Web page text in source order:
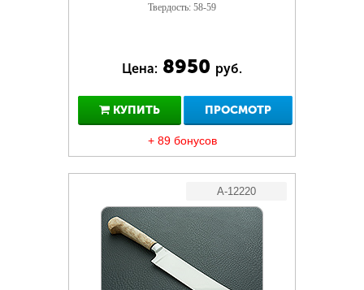
Твердость: 58-59
Цена: 8950 руб.
КУПИТЬ ПРОСМОТР
+ 89 бонусов
A-12220